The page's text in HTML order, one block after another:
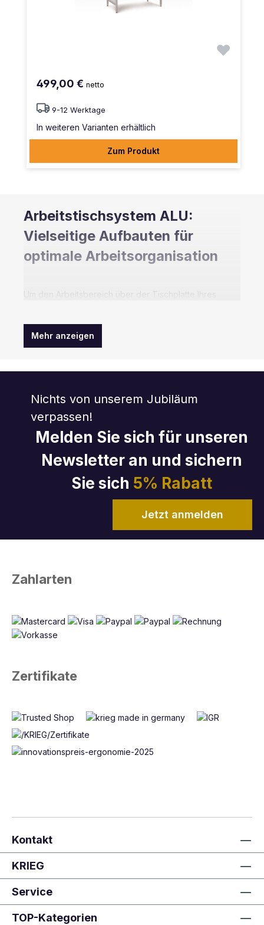
499,00 € netto
9-12 Werktage
In weiteren Varianten erhältlich
Zum Produkt
Arbeitstischsystem ALU:
Vielseitige Aufbauten für
optimale Arbeitsorganisation
Um den Arbeitsbereich über der Tischplatte Ihres
eingesetzt werden, um das Zubehör individuell
Mehr anzeigen
Nichts von unserem Jubiläum
verpassen!
Melden Sie sich für unseren
Newsletter an und sichern
Sie sich 5% Rabatt
Jetzt anmelden
Zahlarten
Zertifikate
Kontakt
KRIEG
Service
TOP-Kategorien